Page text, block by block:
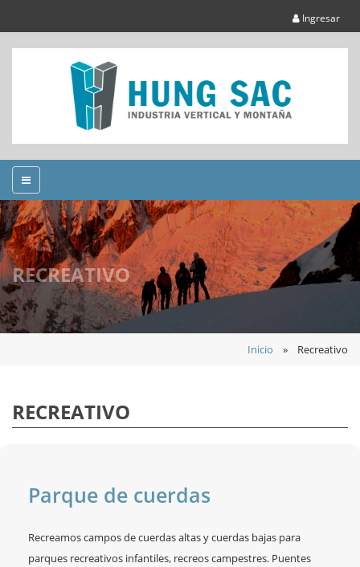
Ingresar
RECREATIVO
Inicio » Recreativo
RECREATIVO
Parque de cuerdas
Recreamos campos de cuerdas altas y cuerdas bajas para
parques recreativos infantiles, recreos campestres. Puentes